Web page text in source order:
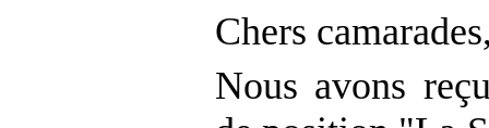
Chers
Nous avons